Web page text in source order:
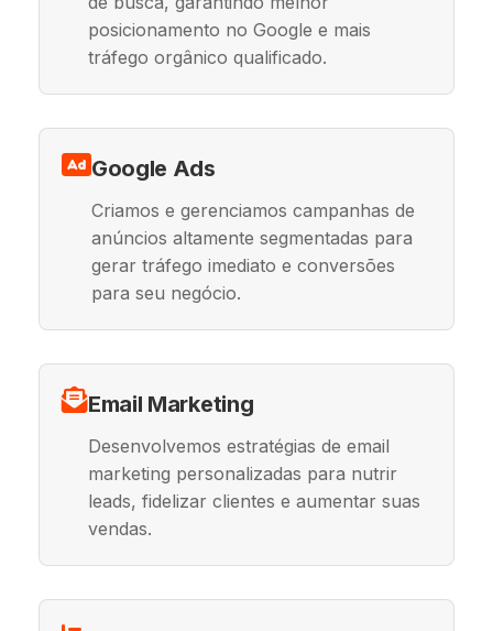
posicionamento no Google e mais
tráfego orgânico qualificado.
Google Ads
Criamos e gerenciamos campanhas de
anúncios altamente segmentadas para
gerar tráfego imediato e conversões
para seu negócio.
Email Marketing
Desenvolvemos estratégias de email
marketing personalizadas para nutrir
leads, fidelizar clientes e aumentar suas
vendas.